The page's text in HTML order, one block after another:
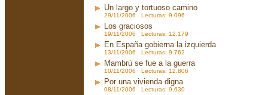
Un largo y tortuoso camino
29/11/2006 Lecturas: 9.096
Los graciosos
19/11/2006 Lecturas: 12.179
En España gobierna la izquierda
13/11/2006 Lecturas: 9.762
Mambrú se fue a la guerra
10/11/2006 Lecturas: 12.806
Por una vivienda digna
08/11/2006 Lecturas: 9.630